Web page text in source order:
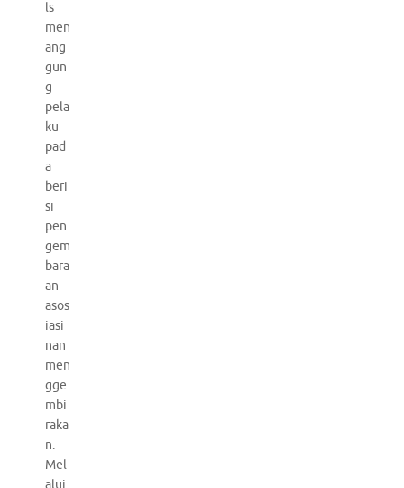
ls
men
ang
gun
g
pela
ku
pad
a
beri
si
pen
gem
bara
an
asos
iasi
nan
men
gge
mbi
raka
n.
Mel
alui